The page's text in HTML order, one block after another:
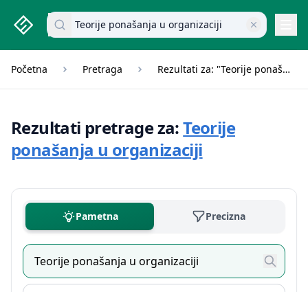
studenti.rs home page
Pretraži dokumente
Početna Pretraga Rezultati za: "Teorije ponašanja u organizaciji"
Rezultati pretrage za:Teorije
ponašanja u organizaciji
Pametna Precizna